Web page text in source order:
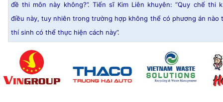
đề thi môn này không?”. Tiến sĩ Kim Liên khuyên: “Quy chế thi
điều này, tuy nhiên trong trường hợp không thể có phương án nào
thí sinh có thể thực hiện cách này”.